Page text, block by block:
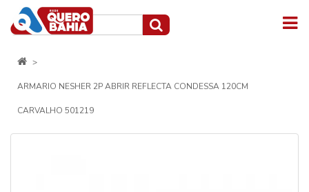
ARMARIO NESHER 2P ABRIR REFLECTA CONDESSA 120CM
CARVALHO 501219